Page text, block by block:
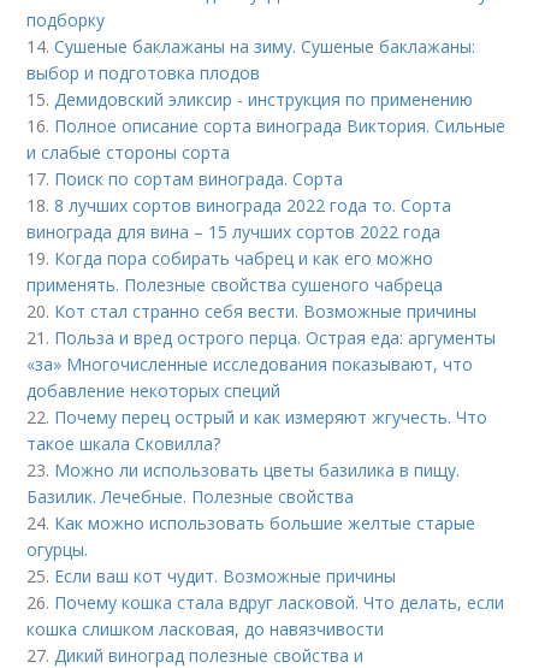
подборку
14.Сушеные баклажаны на зиму. Сушеные баклажаны:
выбор и подготовка плодов
15.Демидовский эликсир - инструкция по применению
16. Полное описание сорта винограда Виктория. Сильные
и слабые стороны сорта
17. Поиск по сортам винограда. Сорта
18.8 лучших сортов винограда 2022 года то. Сорта
винограда для вина – 15 лучших сортов 2022 года
19. Когда пора собирать чабрец и как его можно
применять. Полезные свойства сушеного чабреца
20. Кот стал странно себя вести. Возможные причины
21. Польза и вред острого перца. Острая еда: аргументы
«за» Многочисленные исследования показывают, что
добавление некоторых специй
22. Почему перец острый и как измеряют жгучесть. Что
такое шкала Сковилла?
23. Можно ли использовать цветы базилика в пищу.
Базилик. Лечебные. Полезные свойства
24. Как можно использовать большие желтые старые
огурцы.
25. Если ваш кот чудит. Возможные причины
26. Почему кошка стала вдруг ласковой. Что делать, если
кошка слишком ласковая, до навязчивости
27.Дикий виноград полезные свойства и